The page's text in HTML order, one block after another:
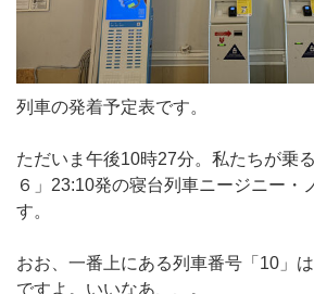
列車の発着予定表です。
ただいま午後10時27分。私たちが乗
６」23:10発の寝台列車ニージニー・
す。
おお、一番上にある列車番号「10」
ですよ。いいなあ、、。